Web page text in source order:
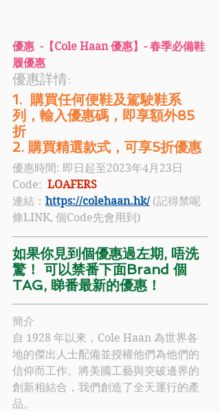
優惠  -【Cole Haan 優惠】- 春季必備鞋
履優惠
優惠詳情:
1.  購買任何便鞋及駕駛鞋系
列，輸入優惠碼，即享額外85
折
2. 購買精選款式，可享5折優惠
優惠時間: 即日起至2023年4月23日
Code: LOAFERS
連結： https://colehaan.hk/ (記得禁呢
條LINK, 個Code先會用到)
如果你見到個優惠過左期, 唔洗
驚！ 可以禁番下面Brand 個
TAG, 睇番最新的優惠！
簡介
自 1928 年以來， Cole Haan 為世界各
地的傑出人士配備並授權他們為他們的
信仰而工作。將美國工藝與突破邊界的
創新相結合，我們創造了全天運行的產
品。